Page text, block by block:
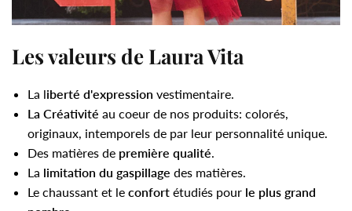
Les valeurs de Laura Vita
La liberté d'expression vestimentaire.
La Créativité au coeur de nos produits: colorés,
originaux, intemporels de par leur personnalité unique.
Des matières de première qualité.
La limitation du gaspillage des matières.
Le chaussant et le confort étudiés pour le plus grand